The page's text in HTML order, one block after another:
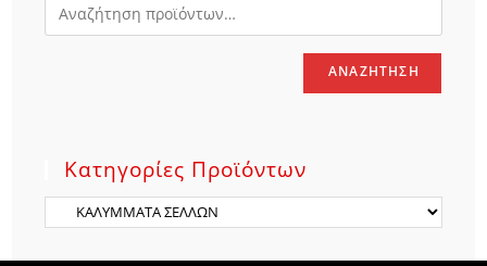
ΑΝΑΖΉΤΗΣΗ
Κατηγορίες Προϊόντων